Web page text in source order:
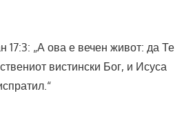
17:3: „А ова е вечен живот: да Те
вистински Бог, и Исуса